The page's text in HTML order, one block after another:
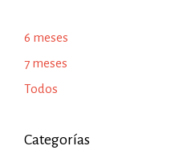
6 meses
7 meses
Todos
Categorías